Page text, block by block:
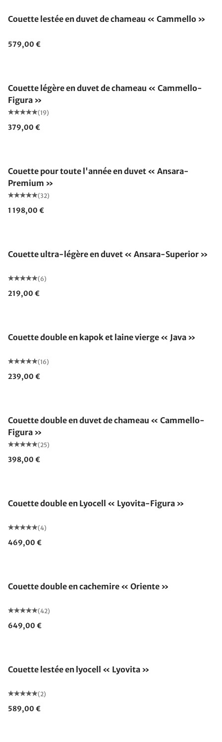
Couette lestée en duvet de chameau « Cammello »
579,00 €
Couette légère en duvet de chameau « Cammello-
Figura »
(19)
379,00 €
Couette pour toute l'année en duvet « Ansara-
Premium »
(32)
1 198,00 €
Couette ultra-légère en duvet « Ansara-Superior »
(6)
219,00 €
Couette double en kapok et laine vierge « Java »
(16)
239,00 €
Couette double en duvet de chameau « Cammello-
Figura »
(25)
398,00 €
Couette double en Lyocell « Lyovita-Figura »
(4)
469,00 €
Couette double en cachemire « Oriente »
(42)
649,00 €
Couette lestée en lyocell « Lyovita »
(2)
589,00 €